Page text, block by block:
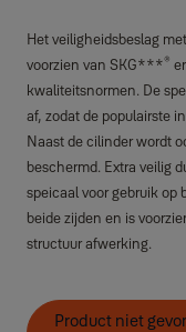
Het veiligheidsbeslag
voorzien van SKG***®
kwaliteitsnormen. De
af, zodat de populairste
Naast de cilinder wordt
beschermd. Extra veilig
speicaal voor gebruik op
beide zijden en is
structuur afwerking.
Product niet